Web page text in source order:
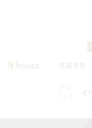
気密測定